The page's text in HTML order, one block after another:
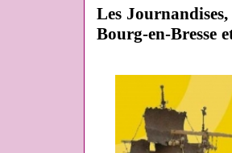
Les
Bourg-en-Bresse